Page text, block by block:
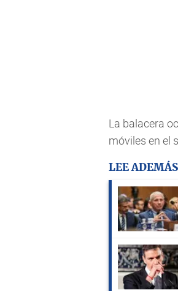
La balacera
móviles en el
LEE ADEMÁS